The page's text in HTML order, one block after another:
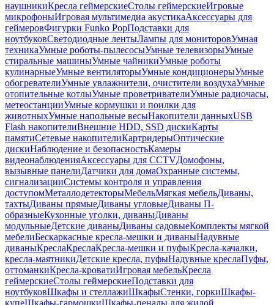
наушникиКресла геймерскиеСтолы геймерскиеИгровые
микрофоныИгровая мультимедиа акустикаАксессуары для
геймеровФигурки Funko PopПодставки для
ноутбуковСветодиодные лентыЛампы для мониторовУмная
техникаУмные роботы-пылесосыУмные телевизорыУмные
стиральные машиныУмные чайникиУмные роботы
кулинарныеУмные вентиляторыУмные кондиционерыУмные
обогревателиУмные увлажнители, очистители воздухаУмные
отопительные котлыУмные проветривателиУмные радиочасы,
метеостанцииУмные кормушки и поилки для
животныхУмные напольные весыНакопители данныхUSB
Flash накопителиВнешние HDD, SSD дискиКарты
памятиСетевые накопителиКартридерыОптические
дискиНаблюдение и безопасностьКамеры
видеонаблюденияАксессуары для CCTVДомофоны,
вызывные панелиДатчики для домаОхранные системы,
сигнализацииСистемы контроля и управления
доступомМеталлодетекторыМебельМягкая мебельДиваны,
тахтыДиваны прямыеДиваны угловыеДиваны П-
образныеКухонные уголки, диваныДиваны
модульныеДетские диваныДиваны садовыеКомплекты мягкой
мебелиБескаркасные кресла-мешки и диваныНадувные
диваныКреслаКреслаКресла-мешки и пуфыКресла-качалки,
кресла-маятникиДетские кресла, пуфыНадувные креслаПуфы,
оттоманкиКресла-кроватиИгровая мебельКресла
геймерскиеСтолы геймерскиеПодставки для
ноутбуковШкафы и стеллажиШкафыСтенки, горкиШкафы-
купеШкафы-гармошкиШкафы-пеналы для жилой